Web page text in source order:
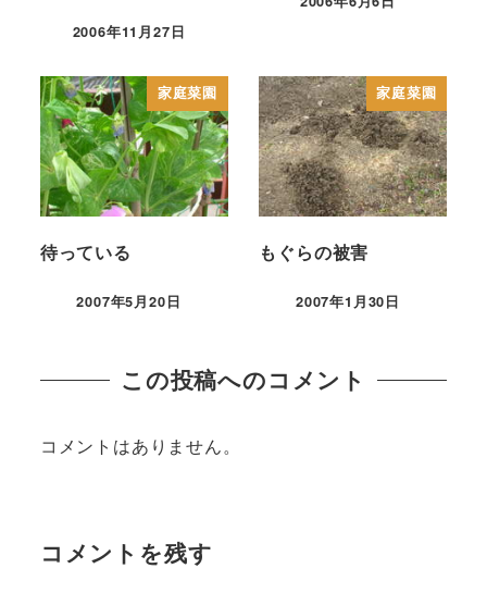
2006年11月27日
家庭菜園
待っている
2007年5月20日
家庭菜園
もぐらの被害
2007年1月30日
この投稿へのコメント
コメントはありません。
コメントを残す